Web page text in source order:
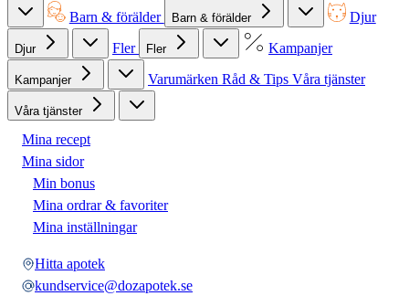
Barn & förälder Barn & förälder Djur
Djur Fler Fler Kampanjer
Kampanjer Varumärken Råd & Tips Våra tjänster
Våra tjänster
Mina recept
Mina sidor
Min bonus
Mina ordrar & favoriter
Mina inställningar
Hitta apotek
kundservice@dozapotek.se